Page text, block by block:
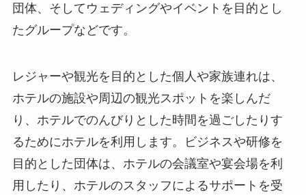
団体、そしてウェディングやイベントを目的とし
たグループなどです。
レジャーや観光を目的とした個人や家族連れは、
ホテルの施設や周辺の観光スポットを楽しんだ
り、ホテルでのんびりとした時間を過ごしたりす
るためにホテルを利用します。ビジネスや研修を
目的とした団体は、ホテルの会議室や宴会場を利
用したり、ホテルのスタッフによるサポートを受